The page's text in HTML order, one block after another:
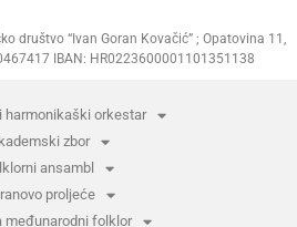
društvo “Ivan Goran Kovačić” ; Opatovina 11,
IBAN: HR0223600001101351138
harmonikaški orkestar
zbor
ansambl
proljeće
međunarodni folklor